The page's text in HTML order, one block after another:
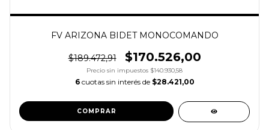
FV ARIZONA BIDET MONOCOMANDO
$189.472,91 $170.526,00
Precio sin impuestos $140.930,58
6 cuotas sin interés de $28.421,00